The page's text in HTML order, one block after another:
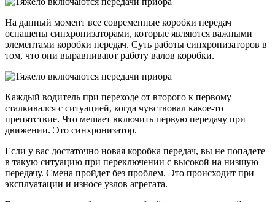
На данный момент все современные коробки передач
оснащены синхронизаторами, которые являются важными
элементами коробки передач. Суть работы синхронизаторов в
том, что они выравнивают работу валов коробки.
Каждый водитель при переходе от второго к первому
сталкивался с ситуацией, когда чувствовал какое-то
препятствие. Что мешает включить первую передачу при
движении. Это синхронизатор.
Если у вас достаточно новая коробка передач, вы не попадете
в такую ​​ситуацию при переключении с высокой на низшую
передачу. Смена пройдет без проблем. Это происходит при
эксплуатации и износе узлов агрегата.